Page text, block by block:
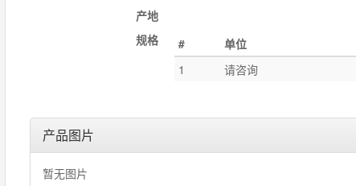
产地
规格
# 单位
1
请咨询
产品图片
暂无图片